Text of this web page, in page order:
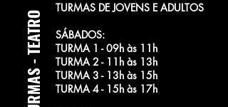
TURMAS DE JOVENS E ADULTOS
SÁBADOS:
TURMA 1 - 09h às 11h
TURMA 2 - 11h às 13h
TURMA 3 - 13h às 15h
TURMA 4 - 15h às 17h
TURMAS - TEATRO